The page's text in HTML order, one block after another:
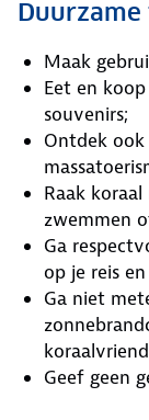
Maak
Eet en
souvenirs;
Ontdek ook
Raak
zwemmen
Ga
op je reis
Ga niet
Geef geen